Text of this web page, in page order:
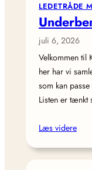
LEDETRÅDE
juli 6, 2026
Velkommen til
her har vi
som kan
Listen er
Læs videre